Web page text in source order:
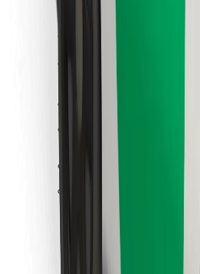
Ehdot
Lataa Bolt-sovellus
Löydä lempiruokasi!
Lataa Bolt Food -